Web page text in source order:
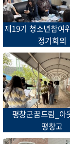
제19기 청소년참여
정기회의
평창군꿈드림_아
평창고